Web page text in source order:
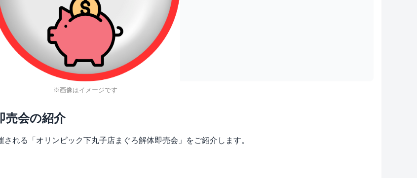
※画像はイメージです
売会の紹介
れる「オリンピック下丸子店まぐろ解体即売会」をご紹介します。